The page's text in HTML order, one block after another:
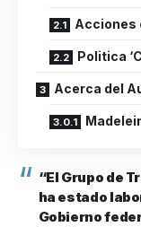
Acciones
Politica
Acerca del
“El Grupo de
ha estado
Gobierno